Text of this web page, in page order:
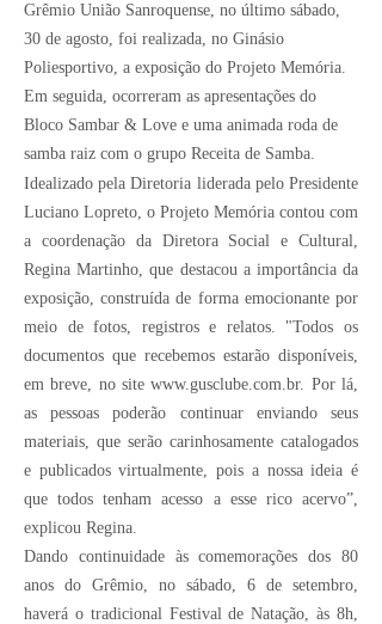
Grêmio União Sanroquense, no último sábado,
30 de agosto, foi realizada, no Ginásio
Poliesportivo, a exposição do Projeto Memória.
Em seguida, ocorreram as apresentações do
Bloco Sambar & Love e uma animada roda de
samba raiz com o grupo Receita de Samba.
Idealizado pela Diretoria liderada pelo Presidente
Luciano Lopreto, o Projeto Memória contou com
a coordenação da Diretora Social e Cultural,
Regina Martinho, que destacou a importância da
exposição, construída de forma emocionante por
meio de fotos, registros e relatos. "Todos os
documentos que recebemos estarão disponíveis,
em breve, no sitewww.gusclube.com.br. Por lá,
as pessoas poderão continuar enviando seus
materiais, que serão carinhosamente catalogados
e publicados virtualmente, pois a nossa ideia é
que todos tenham acesso a esse rico acervo”,
explicou Regina.
Dando continuidade às comemorações dos 80
anos do Grêmio, no sábado, 6 de setembro,
haverá o tradicional Festival de Natação, às 8h,